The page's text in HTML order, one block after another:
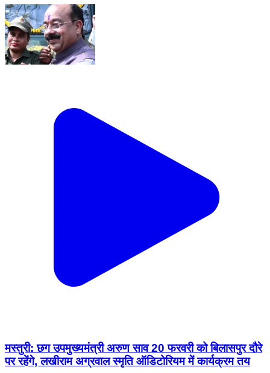
मस्तुरी: छग उपमुख्यमंत्री अरुण साव 20 फरवरी को बिलासपुर दौरे
पर रहेंगे, लखीराम अग्रवाल स्मृति ऑडिटोरियम में कार्यक्रम तय